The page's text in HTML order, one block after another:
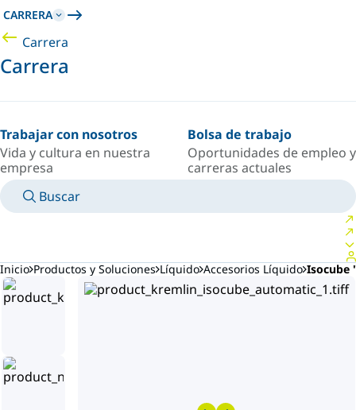
CARRERA
Carrera
Carrera
Trabajar con nosotros
Vida y cultura en nuestra
empresa
Bolsa de trabajo
Oportunidades de empleo y
carreras actuales
Buscar
Inicio Productos y Soluciones Líquido Accesorios Líquido Isocube